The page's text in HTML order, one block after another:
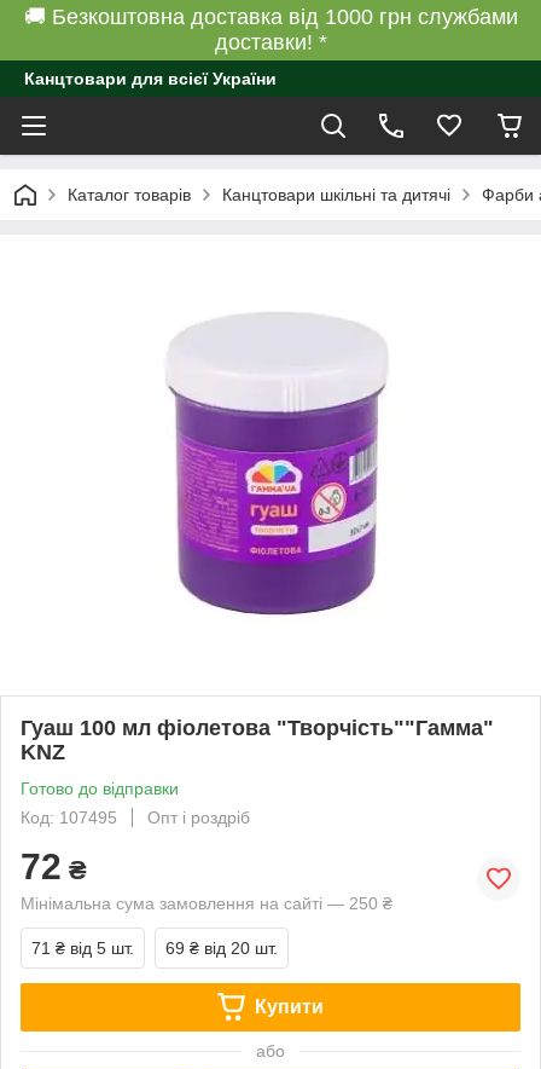
🚚 Безкоштовна доставка від 1000 грн службами
доставки! *
Канцтовари для всієї України
Каталог товарів Канцтовари шкільні та дитячі Фарби
Гуаш 100 мл фіолетова "Творчість""Гамма"
KNZ
Готово до відправки
Код: 107495
Опт і роздріб
72 ₴
Мінімальна сума замовлення на сайті — 250 ₴
71 ₴ від 5 шт. 69 ₴ від 20 шт.
Купити
або